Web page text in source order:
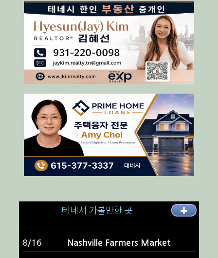
테네시 가볼만한 곳 ✚
9/16 Rockland Recreation Area